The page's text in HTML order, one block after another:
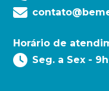
Horário de
Seg. a Sex -